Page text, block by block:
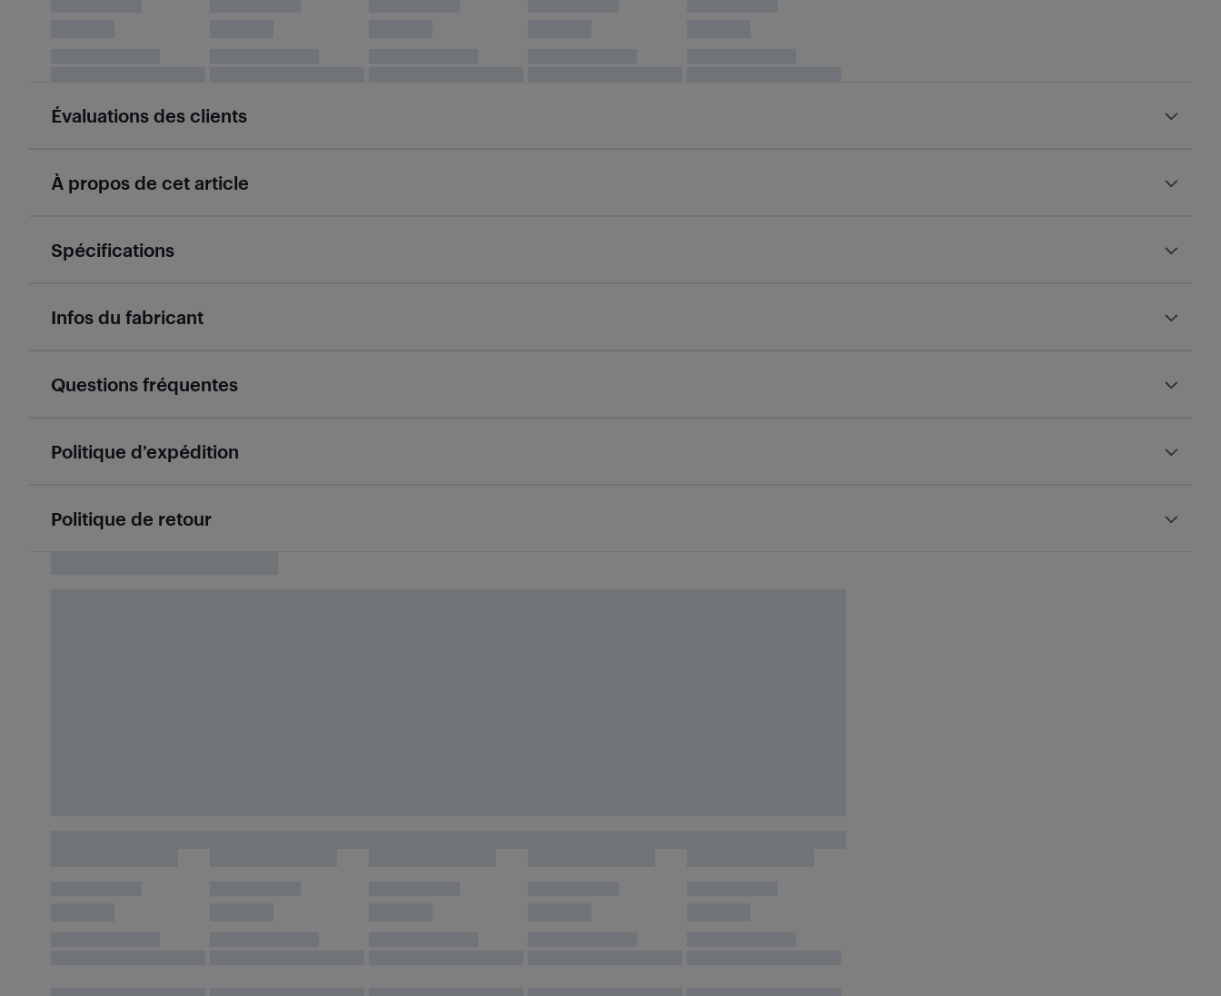
Évaluations des clients
À propos de cet article
Spécifications
Infos du fabricant
Questions fréquentes
Politique d’expédition
Politique de retour